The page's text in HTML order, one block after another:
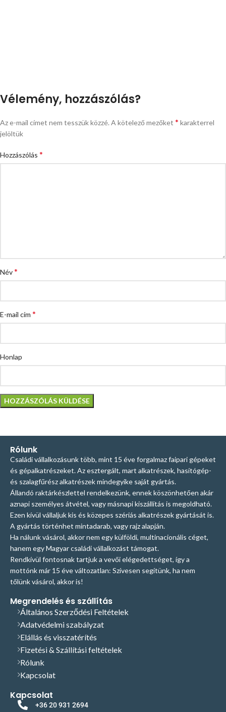
Vélemény, hozzászólás?
Az e-mail címet nem tesszük közzé.A kötelező mezőket * karakterrel
jelöltük
Hozzászólás *
Név*
E-mail cím *
Honlap
Rólunk
Családi vállalkozásunk több, mint 15 éve forgalmaz faipari gépeket
és gépalkatrészeket. Az esztergált, mart alkatrészek, hasítógép-
és szalagfűrész alkatrészek mindegyike saját gyártás.
Állandó raktárkészlettel rendelkezünk, ennek köszönhetően akár
aznapi személyes átvétel, vagy másnapi kiszállítás is megoldható.
Ezen kívül vállaljuk kis és közepes szériás alkatrészek gyártását is.
A gyártás történhet mintadarab, vagy rajz alapján.
Ha nálunk vásárol, akkor nem egy külföldi, multinacionális céget,
hanem egy Magyar családi vállalkozást támogat.
Rendkívül fontosnak tartjuk a vevői elégedettséget, így a
mottónk már 15 éve változatlan: Szívesen segítünk, ha nem
tőlünk vásárol, akkor is!
Megrendelés és szállítás
Általános Szerződési Feltételek
Adatvédelmi szabályzat
Elállás és visszatérítés
Fizetési & Szállítási feltételek
Rólunk
Kapcsolat
Kapcsolat
+36 20 931 2694